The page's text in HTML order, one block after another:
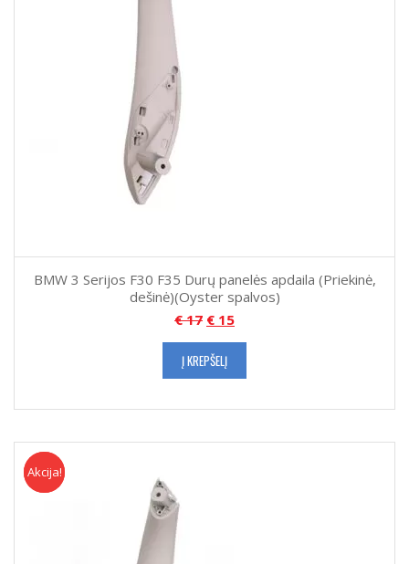
BMW 3 Serijos F30 F35 Durų panelės apdaila (Priekinė,
dešinė)(Oyster spalvos)
€17 € 15
Į KREPŠELĮ
Akcija
Akcija!